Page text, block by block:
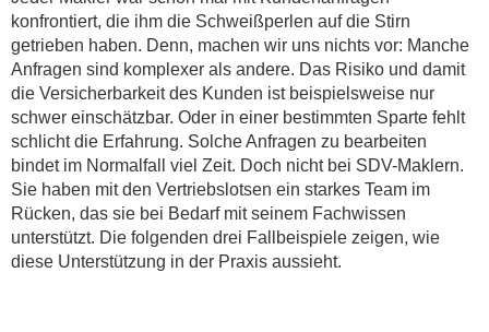
konfrontiert, die ihm die Schweißperlen auf die Stirn
getrieben haben. Denn, machen wir uns nichts vor: Manche
Anfragen sind komplexer als andere. Das Risiko und damit
die Versicherbarkeit des Kunden ist beispielsweise nur
schwer einschätzbar. Oder in einer bestimmten Sparte fehlt
schlicht die Erfahrung. Solche Anfragen zu bearbeiten
bindet im Normalfall viel Zeit. Doch nicht bei SDV-Maklern.
Sie haben mit den Vertriebslotsen ein starkes Team im
Rücken, das sie bei Bedarf mit seinem Fachwissen
unterstützt. Die folgenden drei Fallbeispiele zeigen, wie
diese Unterstützung in der Praxis aussieht.